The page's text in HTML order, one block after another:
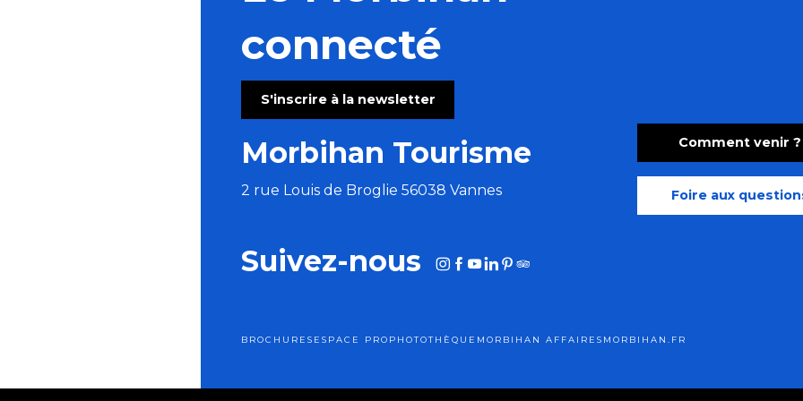
connecté
S'inscrire à la newsletter
Morbihan Tourisme
2 rue Louis de Broglie 56038 Vannes
Comment venir ?
Foire aux
Suivez-nous
BROCHURES ESPACE PRO PHOTOTHÈQUE MORBIHAN AFFAIRES MORBIHAN.FR